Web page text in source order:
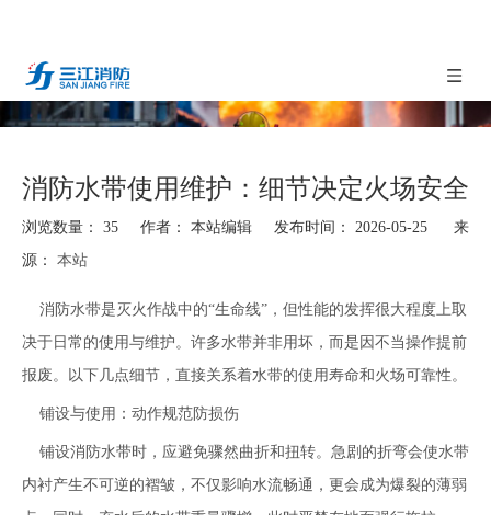
消防水带使用维护：细节决定火场安全
浏览数量： 35 作者： 本站编辑 发布时间： 2026-05-25 来
源： 本站
["facebook","twitter","line","wechat","linkedin","pinterest","whatsapp"]
消防水带是灭火作战中的“生命线”，但性能的发挥很大程度上取
决于日常的使用与维护。许多水带并非用坏，而是因不当操作提前
报废。以下几点细节，直接关系着水带的使用寿命和火场可靠性。
铺设与使用：动作规范防损伤
铺设消防水带时，应避免骤然曲折和扭转。急剧的折弯会使水带
内衬产生不可逆的褶皱，不仅影响水流畅通，更会成为爆裂的薄弱